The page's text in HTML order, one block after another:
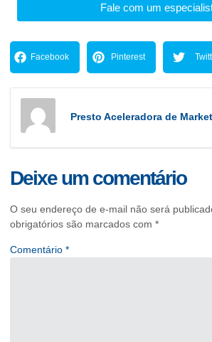
Fale com um
Facebook Pinterest
Presto Aceleradora de
Deixe um comentário
O seu endereço de e-mail não será
obrigatórios são marcados com *
Comentário *